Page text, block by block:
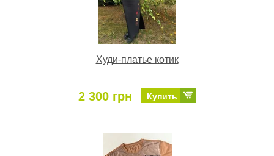
Худи-платье котик
2 300 грн Купить